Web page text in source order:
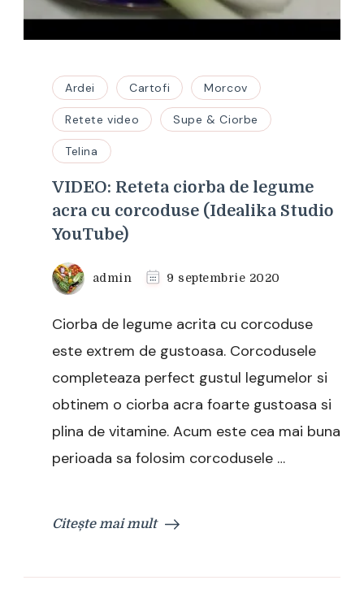
Ardei Cartofi Morcov
Retete video Supe & Ciorbe
Telina
VIDEO: Reteta ciorba de legume
acra cu corcoduse (Idealika Studio
YouTube)
admin 9 septembrie 2020
Ciorba de legume acrita cu corcoduse
este extrem de gustoasa. Corcodusele
completeaza perfect gustul legumelor si
obtinem o ciorba acra foarte gustoasa si
plina de vitamine. Acum este cea mai buna
perioada sa folosim corcodusele …
Citește mai mult